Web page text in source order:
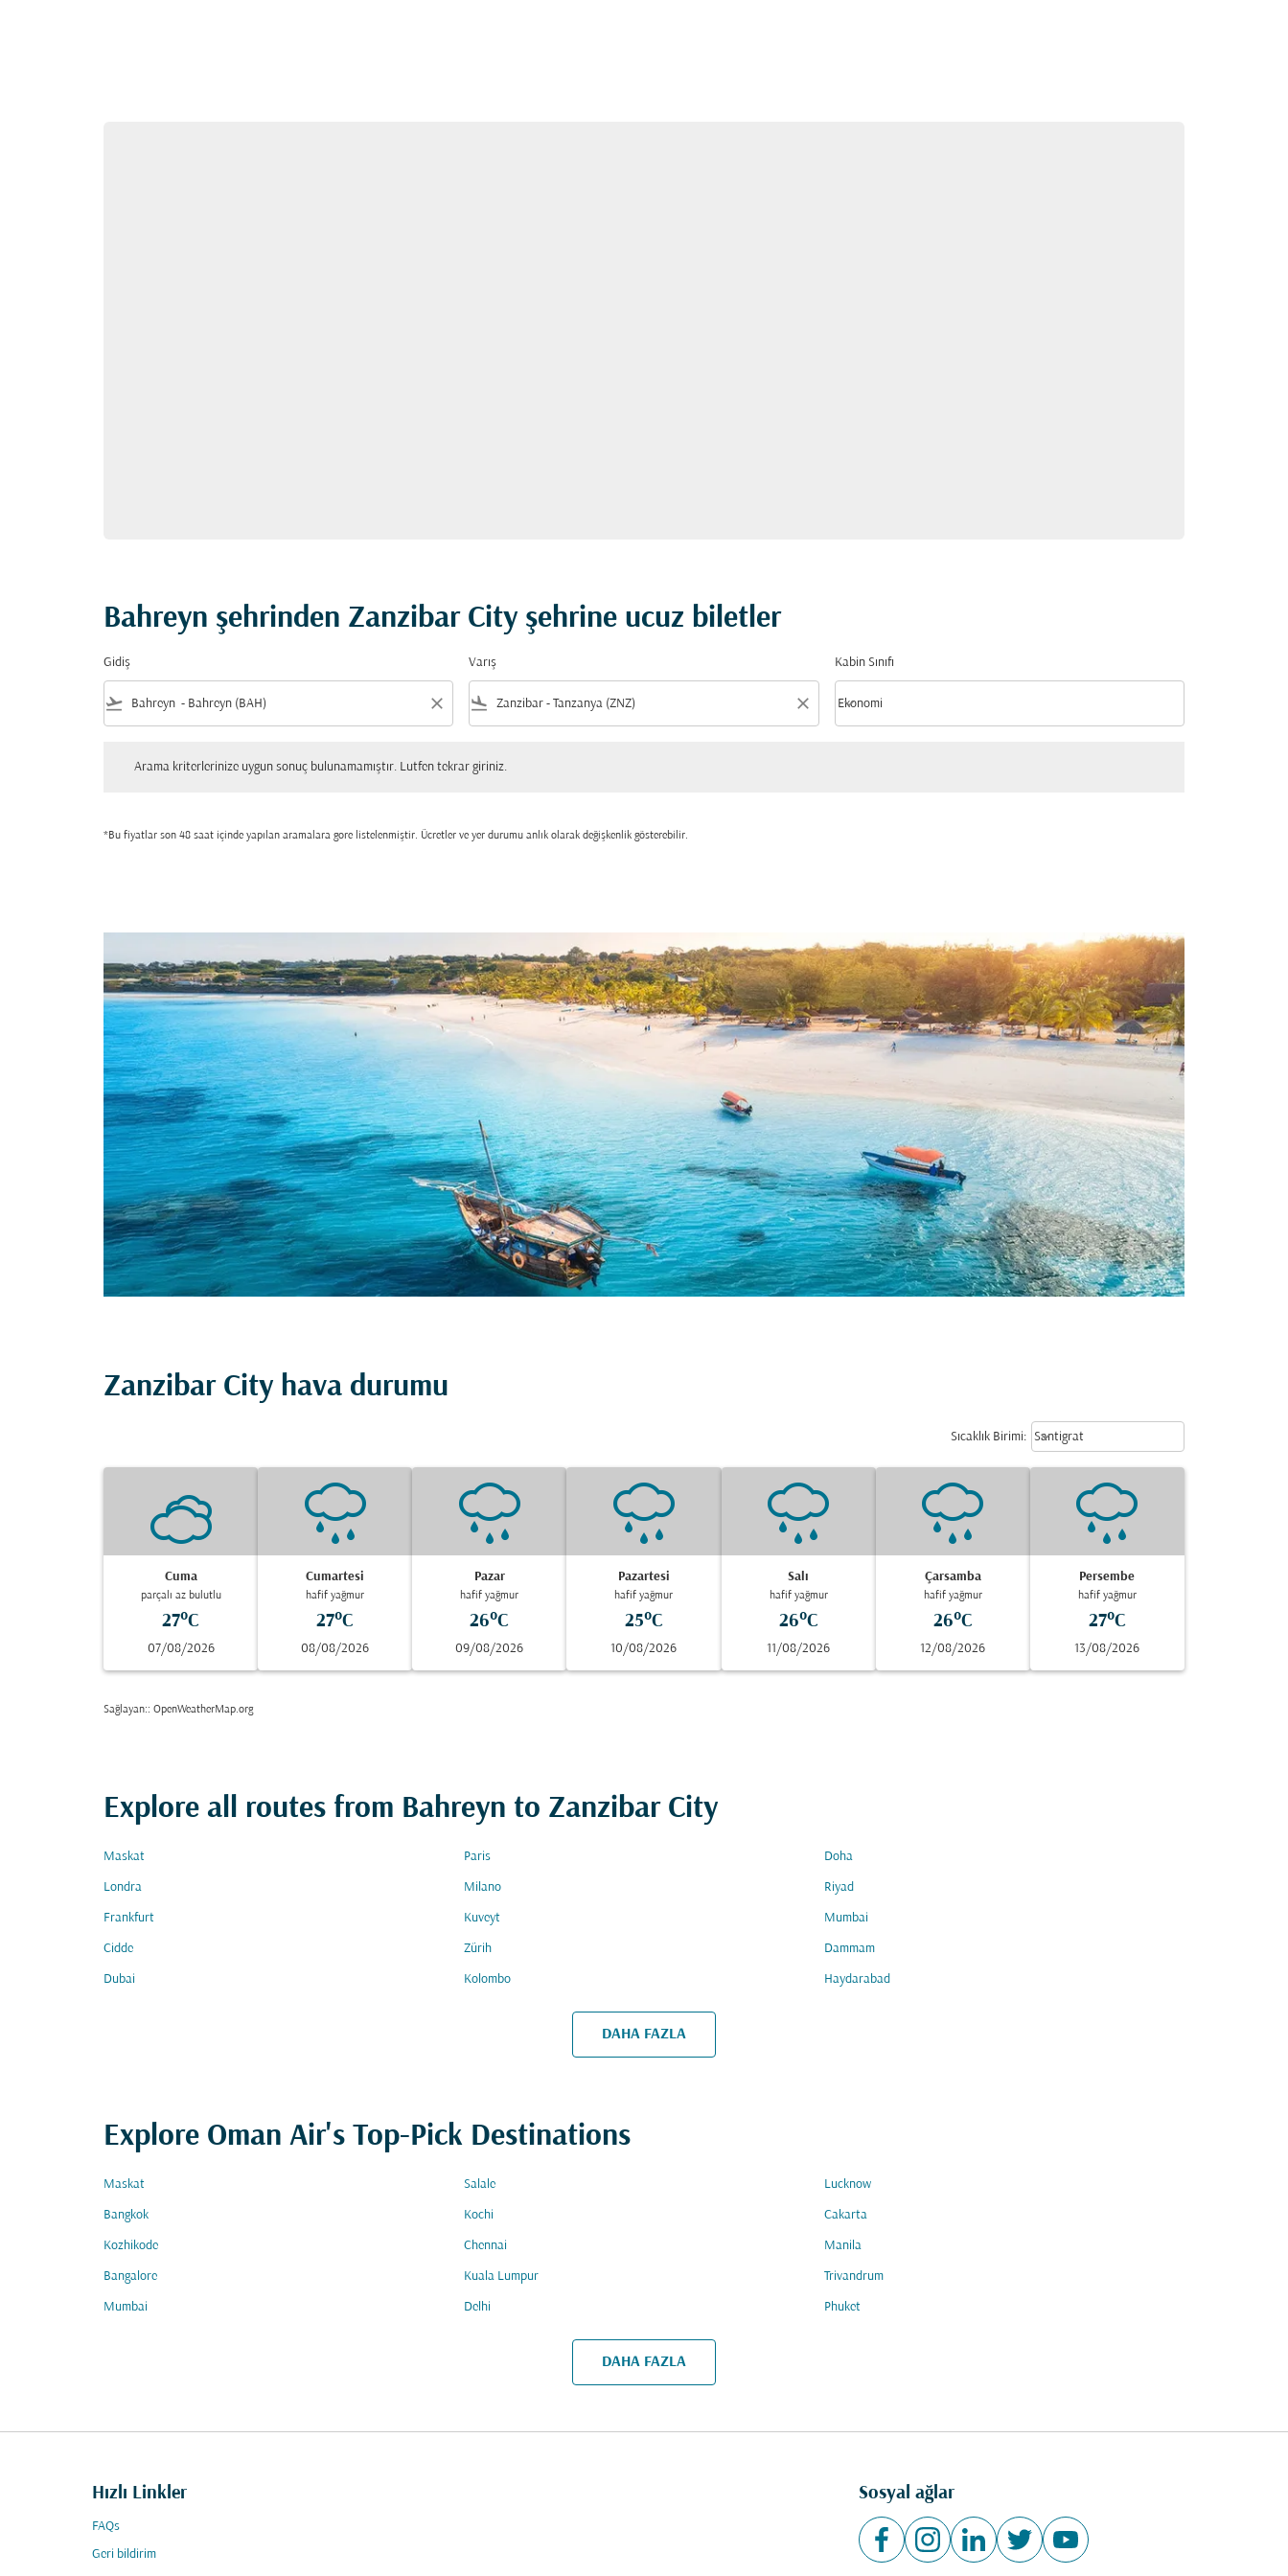
Bahreyn şehrinden Zanzibar City şehrine ucuz biletler
Gidiş
flight_takeoff close
Varış
flight_land close
Kabin Sınıfı
Kabin Sınıfı option Ekonomi Selected
Ekonomi
keyboard_arrow_down
Arama kriterlerinize uygun sonuç bulunamamıştır. Lutfen tekrar giriniz.
*Bu fiyatlar son 48 saat içinde yapılan aramalara gore listelenmiştir. Ücretler ve yer durumu anlık olarak değişkenlik gösterebilir.
Zanzibar City hava durumu
Sıcaklık Birimi: Weather unit option Santigrat
Santigrat
keyboard_arrow_down
Cuma
parçalı az bulutlu
27°C
07/08/2026
Cumartesi
hafif yağmur
27°C
08/08/2026
Pazar
hafif yağmur
26°C
09/08/2026
Pazartesi
hafif yağmur
25°C
10/08/2026
Salı
hafif yağmur
26°C
11/08/2026
Çarsamba
hafif yağmur
26°C
12/08/2026
Persembe
hafif yağmur
27°C
13/08/2026
Sağlayan:: OpenWeatherMap.org
Explore all routes from Bahreyn to Zanzibar City
Maskat Paris Doha
Londra Milano Riyad
Frankfurt Kuveyt Mumbai
Cidde Zürih Dammam
Dubai Kolombo Haydarabad
DAHA FAZLA
Explore Oman Air's Top-Pick Destinations
Maskat Salale Lucknow
Bangkok Kochi Cakarta
Kozhikode Chennai Manila
Bangalore Kuala Lumpur Trivandrum
Mumbai Delhi Phuket
DAHA FAZLA
Hızlı Linkler
FAQs
Geri bildirim
Sosyal ağlar